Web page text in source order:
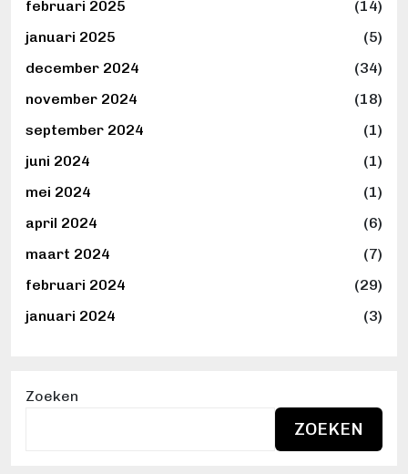
februari 2025
(14)
januari 2025
(5)
december 2024
(34)
november 2024
(18)
september 2024
(1)
juni 2024
(1)
mei 2024
(1)
april 2024
(6)
maart 2024
(7)
februari 2024
(29)
januari 2024
(3)
Zoeken
ZOEKEN